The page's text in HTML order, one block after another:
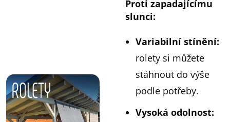
Proti zapadajícímu
slunci:
Variabilní stínění:
rolety si můžete
stáhnout do výše
podle potřeby.
Vysoká odolnost: